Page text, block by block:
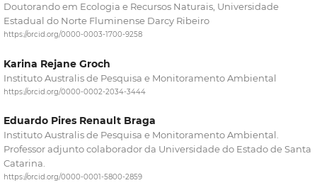
Doutorando em Ecologia e Recursos Naturais, Universidade
Estadual do Norte Fluminense Darcy Ribeiro
https://orcid.org/0000-0003-1700-9258
Karina Rejane Groch
Instituto Australis de Pesquisa e Monitoramento Ambiental
https://orcid.org/0000-0002-2034-3444
Eduardo Pires Renault Braga
Instituto Australis de Pesquisa e Monitoramento Ambiental.
Professor adjunto colaborador da Universidade do Estado de Santa
Catarina.
https://orcid.org/0000-0001-5800-2859